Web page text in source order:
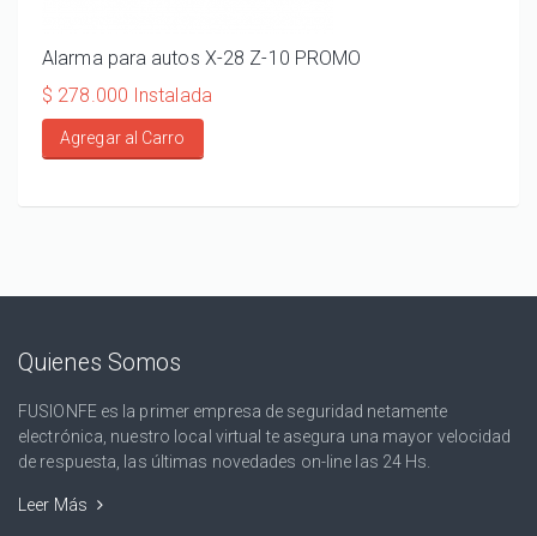
Alarma para autos X-28 Z-10 PROMO
$ 278.000 Instalada
Agregar al Carro
Quienes Somos
FUSIONFE es la primer empresa de seguridad netamente
electrónica, nuestro local virtual te asegura una mayor velocidad
de respuesta, las últimas novedades on-line las 24 Hs.
Leer Más